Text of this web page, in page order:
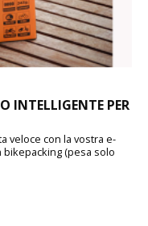
INTELLIGENTE PER
veloce con la vostra e-
bikepacking (pesa solo